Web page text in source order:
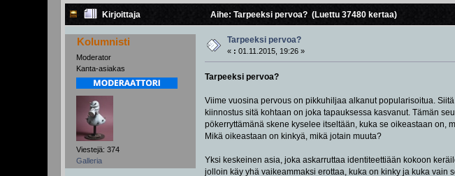
Kirjoittaja Aihe: Tarpeeksi pervoa? (Luettu 37480 kertaa)
Kolumnisti
Moderator
Kanta-asiakas
Viestejä: 374
Galleria
Tarpeeksi pervoa?
« : 01.11.2015, 19:26 »
Tarpeeksi pervoa?
Viime vuosina pervous on pikkuhiljaa alkanut popularisoitua.
kiinnostus sitä kohtaan on joka tapauksessa kasvanut. Tämän
pökerryttämänä skene kyselee itseltään, kuka se oikeastaan on,
Mikä oikeastaan on kinkyä, mikä jotain muuta?
Yksi keskeinen asia, joka askarruttaa identiteettiään kokoon
jolloin käy yhä vaikeammaksi erottaa, kuka on kinky ja kuka